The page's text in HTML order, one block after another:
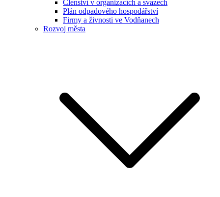
Členství v organizacích a svazech
Plán odpadového hospodářství
Firmy a živnosti ve Vodňanech
Rozvoj města